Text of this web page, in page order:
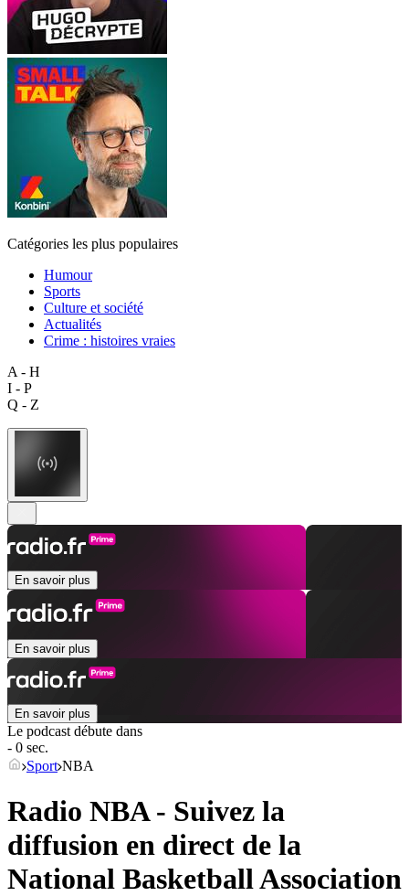
Catégories les plus populaires
Humour
Sports
Culture et société
Actualités
Crime : histoires vraies
A - H
I - P
Q - Z
En savoir plus
En savoir plus
En savoir plus
Le podcast débute dans
- 0 sec.
Sport NBA
Radio NBA - Suivez la
diffusion en direct de la
National Basketball Association